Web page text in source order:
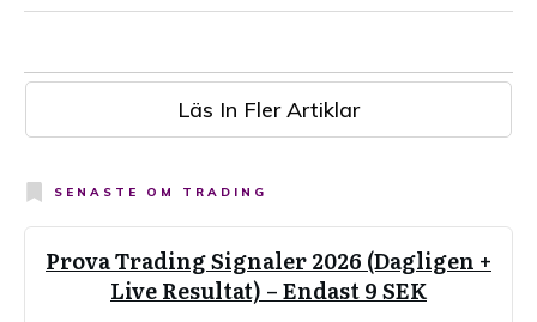
Läs In Fler Artiklar
SENASTE OM TRADING
Prova Trading Signaler 2026 (Dagligen +
Live Resultat) – Endast 9 SEK